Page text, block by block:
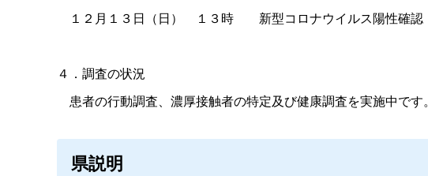
１２月１３日（日） １３時 新型コロナウイルス陽性確認
４．調査の状況
患者の行動調査、濃厚接触者の特定及び健康調査を実施中です。
県説明